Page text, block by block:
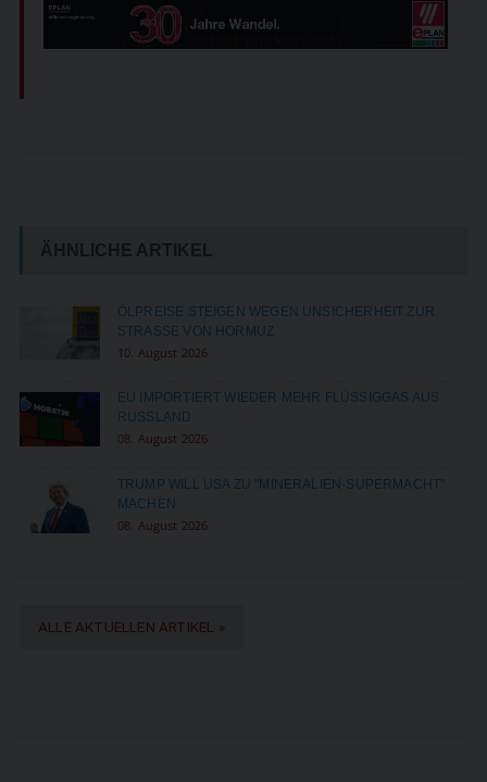
ÄHNLICHE ARTIKEL
ÖLPREISE STEIGEN WEGEN UNSICHERHEIT ZUR
STRASSE VON HORMUZ
10. August 2026
EU IMPORTIERT WIEDER MEHR FLÜSSIGGAS AUS
RUSSLAND
08. August 2026
TRUMP WILL USA ZU "MINERALIEN-SUPERMACHT"
MACHEN
08. August 2026
ALLE AKTUELLEN ARTIKEL »